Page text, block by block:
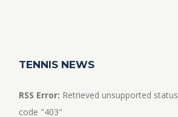
TENNIS NEWS
RSS Error: Retrieved unsupported status
code "403"